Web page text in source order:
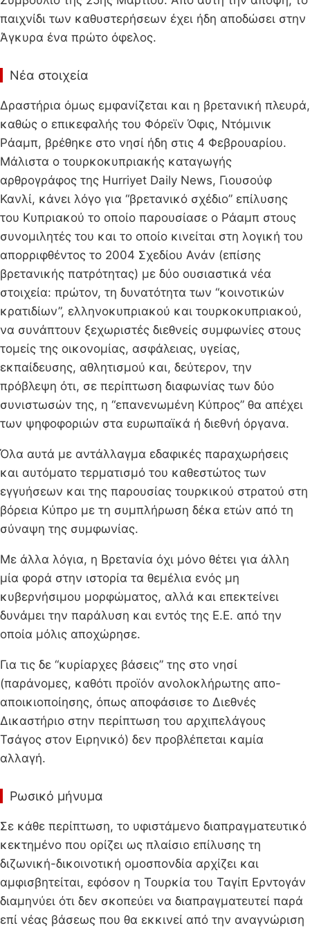
παιχνίδι των καθυστερήσεων έχει ήδη αποδώσει στην
Άγκυρα ένα πρώτο όφελος.
Νέα στοιχεία
Δραστήρια όμως εμφανίζεται και η βρετανική πλευρά,
καθώς ο επικεφαλής του Φόρεϊν Όφις, Ντόμινικ
Ράαμπ, βρέθηκε στο νησί ήδη στις 4 Φεβρουαρίου.
Μάλιστα ο τουρκοκυπριακής καταγωγής
αρθρογράφος της Hurriyet Daily News, Γιουσούφ
Κανλί, κάνει λόγο για “βρετανικό σχέδιο” επίλυσης
του Κυπριακού το οποίο παρουσίασε ο Ράαμπ στους
συνομιλητές του και το οποίο κινείται στη λογική του
απορριφθέντος το 2004 Σχεδίου Ανάν (επίσης
βρετανικής πατρότητας) με δύο ουσιαστικά νέα
στοιχεία: πρώτον, τη δυνατότητα των “κοινοτικών
κρατιδίων”, ελληνοκυπριακού και τουρκοκυπριακού,
να συνάπτουν ξεχωριστές διεθνείς συμφωνίες στους
τομείς της οικονομίας, ασφάλειας, υγείας,
εκπαίδευσης, αθλητισμού και, δεύτερον, την
πρόβλεψη ότι, σε περίπτωση διαφωνίας των δύο
συνιστωσών της, η “επανενωμένη Κύπρος” θα απέχει
των ψηφοφοριών στα ευρωπαϊκά ή διεθνή όργανα.
Όλα αυτά με αντάλλαγμα εδαφικές παραχωρήσεις
και αυτόματο τερματισμό του καθεστώτος των
εγγυήσεων και της παρουσίας τουρκικού στρατού στη
βόρεια Κύπρο με τη συμπλήρωση δέκα ετών από τη
σύναψη της συμφωνίας.
Με άλλα λόγια, η Βρετανία όχι μόνο θέτει για άλλη
μία φορά στην ιστορία τα θεμέλια ενός μη
κυβερνήσιμου μορφώματος, αλλά και επεκτείνει
δυνάμει την παράλυση και εντός της Ε.Ε. από την
οποία μόλις αποχώρησε.
Για τις δε “κυρίαρχες βάσεις” της στο νησί
(παράνομες, καθότι προϊόν ανολοκλήρωτης απο-
αποικιοποίησης, όπως αποφάσισε το Διεθνές
Δικαστήριο στην περίπτωση του αρχιπελάγους
Τσάγος στον Ειρηνικό) δεν προβλέπεται καμία
αλλαγή.
Ρωσικό μήνυμα
Σε κάθε περίπτωση, το υφιστάμενο διαπραγματευτικό
κεκτημένο που ορίζει ως πλαίσιο επίλυσης τη
διζωνική-δικοινοτική ομοσπονδία αρχίζει και
αμφισβητείται, εφόσον η Τουρκία του Ταγίπ Ερντογάν
διαμηνύει ότι δεν σκοπεύει να διαπραγματευτεί παρά
επί νέας βάσεως που θα εκκινεί από την αναγνώριση